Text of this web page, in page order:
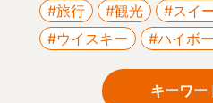
#旅行
#観光 #スイ
#ウイスキー
#ハイボ
キーワー